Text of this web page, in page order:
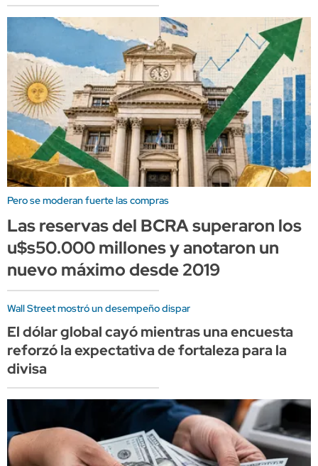
Pero se moderan fuerte las compras
Las reservas del BCRA superaron los
u$s50.000 millones y anotaron un
nuevo máximo desde 2019
Wall Street mostró un desempeño dispar
El dólar global cayó mientras una encuesta
reforzó la expectativa de fortaleza para la
divisa